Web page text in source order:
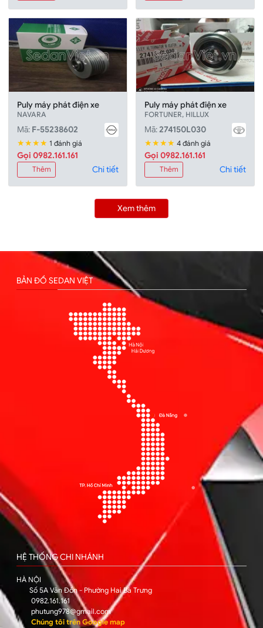
Puly máy phát điện xe
NAVARA
Mã: F-55238602
★★★★ 1 đánh giá
Gọi 0982.161.161
Thêm Chi tiết
Puly máy phát điện xe
FORTUNER, HILLUX
Mã:274150L030
★★★★ 4 đánh giá
Gọi 0982.161.161
Thêm Chi tiết
Xem thêm
BẢN ĐỒ SEDAN VIỆT
HỆ THỐNG CHI NHÁNH
HÀ NỘI
Số 5A Vân Đồn - Phường Hai Bà Trưng
0982.161.161
phutung978@gmail.com
Chúng tôi trên Google map